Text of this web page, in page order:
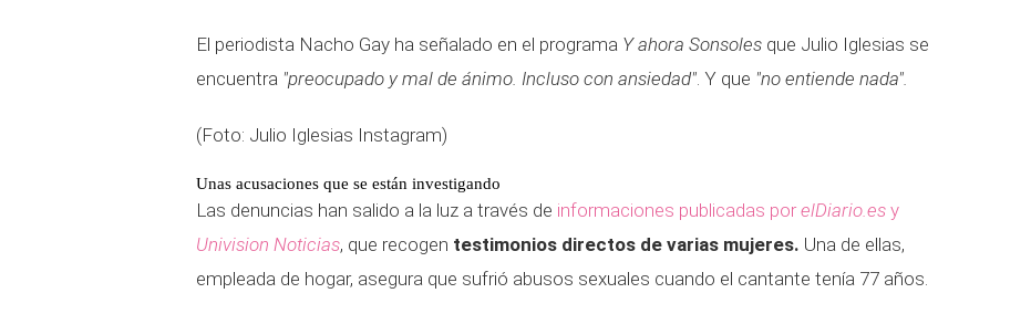
El periodista Nacho Gay ha señalado en el programa Y ahora Sonsoles que Julio Iglesias se
encuentra "preocupado y mal de ánimo. Incluso con ansiedad". Y que "no entiende nada".
(Foto: Julio Iglesias Instagram)
Unas acusaciones que se están investigando
Las denuncias han salido a la luz a través de informaciones publicadas porelDiario.es y
Univision Noticias, que recogen testimonios directos de varias mujeres. Una de ellas,
empleada de hogar, asegura que sufrió abusos sexuales cuando el cantante tenía 77 años.